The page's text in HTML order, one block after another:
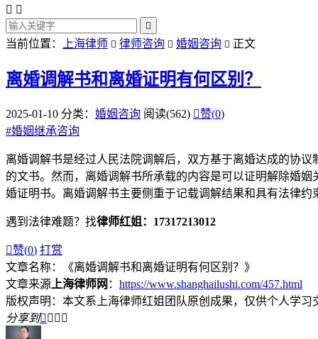
 

当前位置： 上海律师  律师咨询  婚姻咨询  正文
离婚调解书和离婚证明有何区别？
2025-01-10 分类： 婚姻咨询 阅读(562) 赞(0)
#婚姻继承咨询
离婚调解书是经过人民法院调解后，双方基于离婚达成的协
的文书。然而，离婚调解书所承载的内容是可以证明解除婚
婚证明书。离婚调解书主要侧重于记载调解结果和具有法律
遇到法律难题？找律师红姐：17317213012
赞(0) 打赏
文章名称：《离婚调解书和离婚证明有何区别？》
文章来源 上海律师网 ： https://www.shanghailushi.com/457.html
版权声明：本文系上海律师红姐团队原创成果，仅供个人学
分享到   